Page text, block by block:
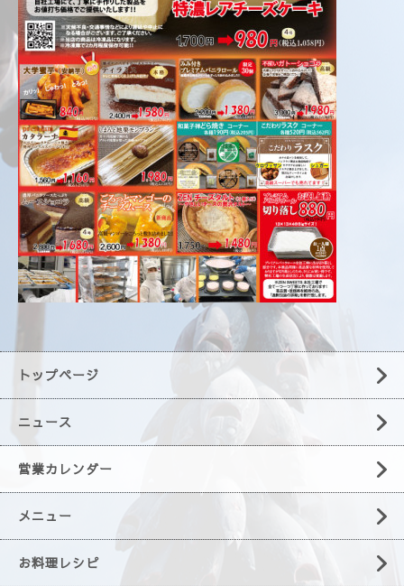
トップページ
ニュース
営業カレンダー
メニュー
お料理レシピ